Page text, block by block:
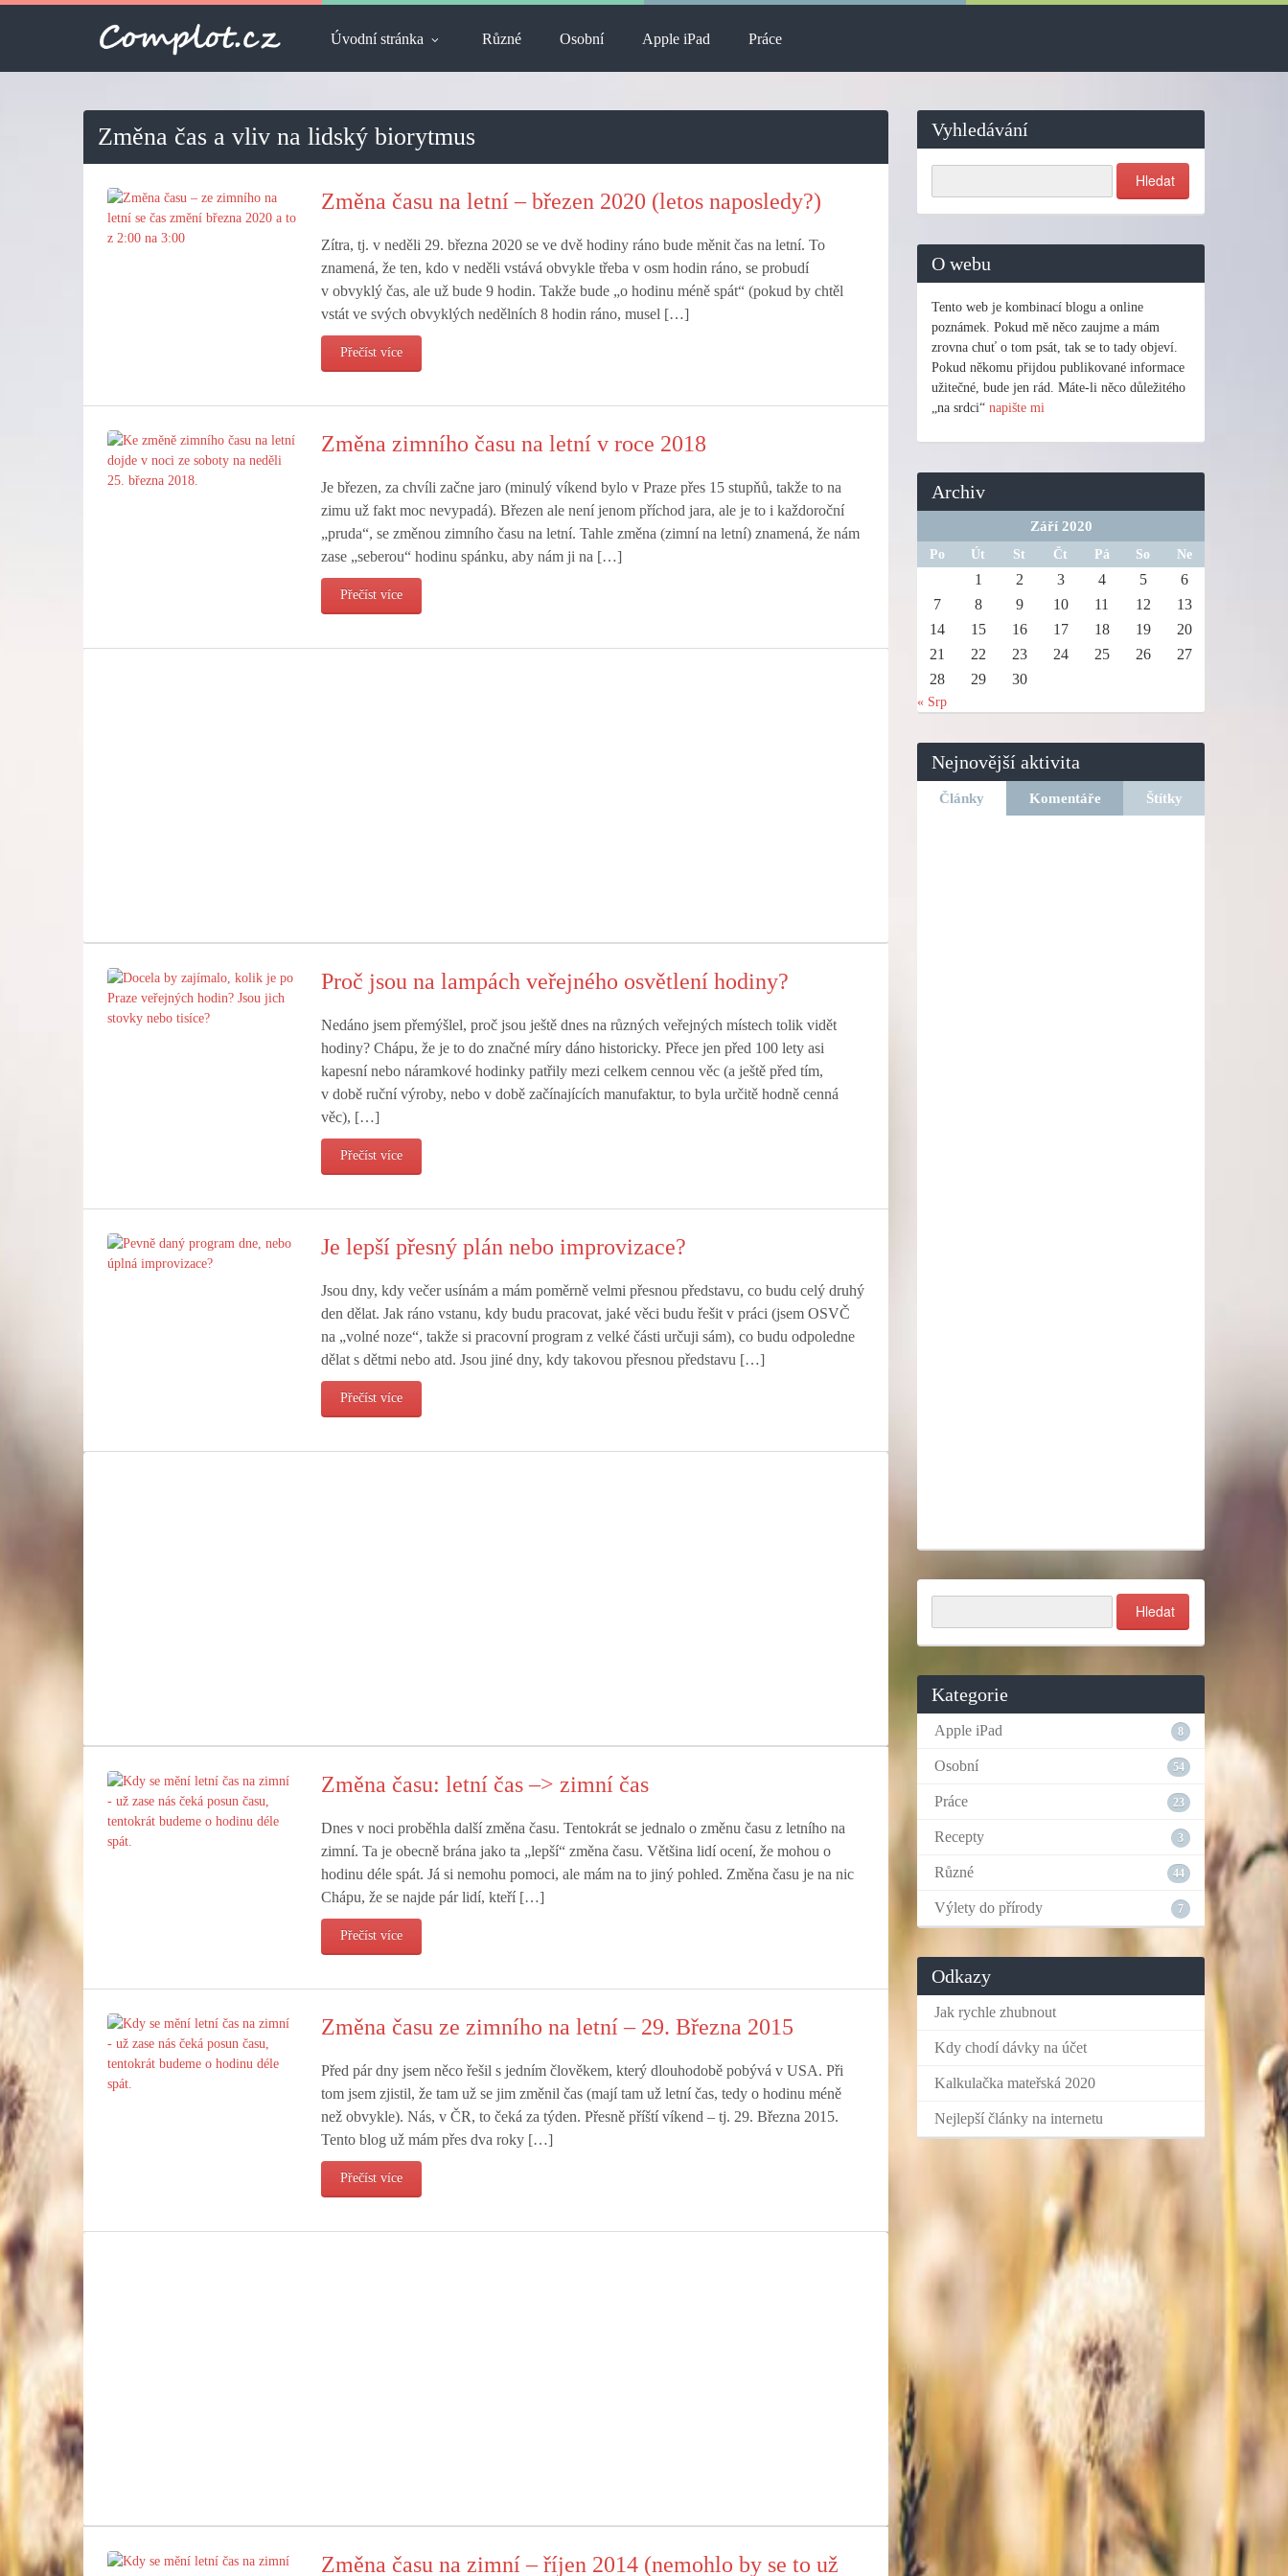
Úvodní stránka Různé Osobní Apple iPad Práce
Změna čas a vliv na lidský biorytmus
Změna času na letní – březen 2020 (letos naposledy?)
Zítra, tj. v neděli 29. března 2020 se ve dvě hodiny ráno bude měnit čas na letní. To
znamená, že ten, kdo v neděli vstává obvykle třeba v osm hodin ráno, se probudí
v obvyklý čas, ale už bude 9 hodin. Takže bude „o hodinu méně spát“ (pokud by chtěl
vstát ve svých obvyklých nedělních 8 hodin ráno, musel […]
Přečíst více
Změna zimního času na letní v roce 2018
Je březen, za chvíli začne jaro (minulý víkend bylo v Praze přes 15 stupňů, takže to na
zimu už fakt moc nevypadá). Březen ale není jenom příchod jara, ale je to i každoroční
„pruda“, se změnou zimního času na letní. Tahle změna (zimní na letní) znamená, že nám
zase „seberou“ hodinu spánku, aby nám ji na […]
Přečíst více
Proč jsou na lampách veřejného osvětlení hodiny?
Nedáno jsem přemýšlel, proč jsou ještě dnes na různých veřejných místech tolik vidět
hodiny? Chápu, že je to do značné míry dáno historicky. Přece jen před 100 lety asi
kapesní nebo náramkové hodinky patřily mezi celkem cennou věc (a ještě před tím,
v době ruční výroby, nebo v době začínajících manufaktur, to byla určitě hodně cenná
věc), […]
Přečíst více
Je lepší přesný plán nebo improvizace?
Jsou dny, kdy večer usínám a mám poměrně velmi přesnou představu, co budu celý druhý
den dělat. Jak ráno vstanu, kdy budu pracovat, jaké věci budu řešit v práci (jsem OSVČ
na „volné noze“, takže si pracovní program z velké části určuji sám), co budu odpoledne
dělat s dětmi nebo atd. Jsou jiné dny, kdy takovou přesnou představu […]
Přečíst více
Změna času: letní čas –> zimní čas
Dnes v noci proběhla další změna času. Tentokrát se jednalo o změnu času z letního na
zimní. Ta je obecně brána jako ta „lepší“ změna času. Většina lidí ocení, že mohou o
hodinu déle spát. Já si nemohu pomoci, ale mám na to jiný pohled. Změna času je na nic
Chápu, že se najde pár lidí, kteří […]
Přečíst více
Změna času ze zimního na letní – 29. Března 2015
Před pár dny jsem něco řešil s jedním člověkem, který dlouhodobě pobývá v USA. Při
tom jsem zjistil, že tam už se jim změnil čas (mají tam už letní čas, tedy o hodinu méně
než obvykle). Nás, v ČR, to čeká za týden. Přesně příští víkend – tj. 29. Března 2015.
Tento blog už mám přes dva roky […]
Přečíst více
Změna času na zimní – říjen 2014 (nemohlo by se to už
Vyhledávání
O webu
Tento web je kombinací blogu a online
poznámek. Pokud mě něco zaujme a mám
zrovna chuť o tom psát, tak se to tady objeví.
Pokud někomu přijdou publikované informace
užitečné, bude jen rád. Máte-li něco důležitého
„na srdci“ napište mi
Archiv
Září 2020
Po Út St Čt Pá So Ne
1 2 3 4 5
6
7
8 9 10 11 12
13
14
15 16 17 18 19
20
21
22 23 24 25 26
27
28
29 30
« Srp
Nejnovější aktivita
Články Komentáře Štítky
Kategorie
Apple iPad 8
Osobní 54
Práce 23
Recepty 3
Různé 44
Výlety do přírody 7
Odkazy
Jak rychle zhubnout
Kdy chodí dávky na účet
Kalkulačka mateřská 2020
Nejlepší články na internetu